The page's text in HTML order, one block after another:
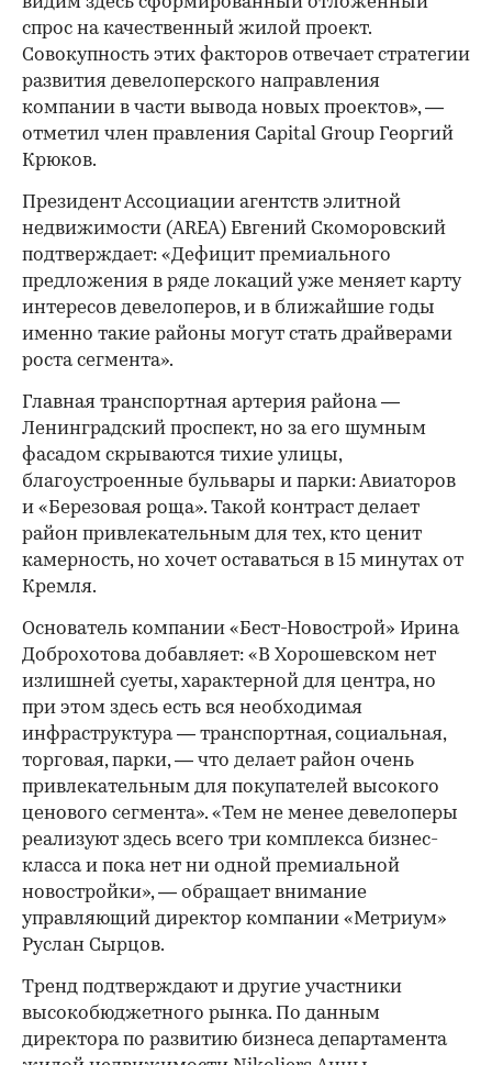
спрос на качественный жилой проект.
Совокупность этих факторов отвечает стратегии
развития девелоперского направления
компании в части вывода новых проектов», —
отметил член правления Capital Group Георгий
Крюков.
Президент Ассоциации агентств элитной
недвижимости (AREA) Евгений Скоморовский
подтверждает: «Дефицит премиального
предложения в ряде локаций уже меняет карту
интересов девелоперов, и в ближайшие годы
именно такие районы могут стать драйверами
роста сегмента».
Главная транспортная артерия района —
Ленинградский проспект, но за его шумным
фасадом скрываются тихие улицы,
благоустроенные бульвары и парки: Авиаторов
и «Березовая роща». Такой контраст делает
район привлекательным для тех, кто ценит
камерность, но хочет оставаться в 15 минутах от
Кремля.
Основатель компании «Бест-Новострой» Ирина
Доброхотова добавляет: «В Хорошевском нет
излишней суеты, характерной для центра, но
при этом здесь есть вся необходимая
инфраструктура — транспортная, социальная,
торговая, парки, — что делает район очень
привлекательным для покупателей высокого
ценового сегмента». «Тем не менее девелоперы
реализуют здесь всего три комплекса бизнес-
класса и пока нет ни одной премиальной
новостройки», — обращает внимание
управляющий директор компании «Метриум»
Руслан Сырцов.
Тренд подтверждают и другие участники
высокобюджетного рынка. По данным
директора по развитию бизнеса департамента